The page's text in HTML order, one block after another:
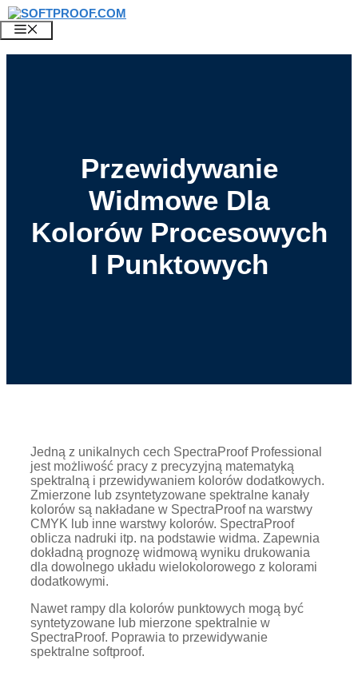
Przejdź
do
treści
Przewidywanie
Widmowe Dla
Kolorów Procesowych
I Punktowych
Jedną z unikalnych cech SpectraProof Professional
jest możliwość pracy z precyzyjną matematyką
spektralną i przewidywaniem kolorów dodatkowych.
Zmierzone lub zsyntetyzowane spektralne kanały
kolorów są nakładane w SpectraProof na warstwy
CMYK lub inne warstwy kolorów. SpectraProof
oblicza nadruki itp. na podstawie widma. Zapewnia
dokładną prognozę widmową wyniku drukowania
dla dowolnego układu wielokolorowego z kolorami
dodatkowymi.
Nawet rampy dla kolorów punktowych mogą być
syntetyzowane lub mierzone spektralnie w
SpectraProof. Poprawia to przewidywanie
spektralne softproof.